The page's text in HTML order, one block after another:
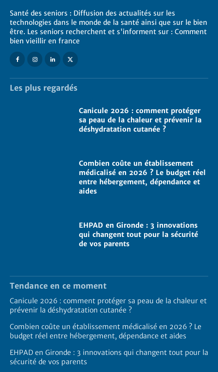
Santé des seniors : Diffusion des actualités sur les
technologies dans le monde de la santé ainsi que sur le bien
être. Les seniors recherchent et s'informent sur : Comment
bien vieillir en france
Les plus regardés
Canicule 2026 : comment protéger
sa peau de la chaleur et prévenir la
déshydratation cutanée ?
Combien coûte un établissement
médicalisé en 2026 ? Le budget réel
entre hébergement, dépendance et
aides
EHPAD en Gironde : 3 innovations
qui changent tout pour la sécurité
de vos parents
Tendance en ce moment
Canicule 2026 : comment protéger sa peau de la chaleur et
prévenir la déshydratation cutanée ?
Combien coûte un établissement médicalisé en 2026 ? Le
budget réel entre hébergement, dépendance et aides
EHPAD en Gironde : 3 innovations qui changent tout pour la
sécurité de vos parents